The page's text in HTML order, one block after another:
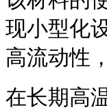
现小型化
高流动性
在长期高